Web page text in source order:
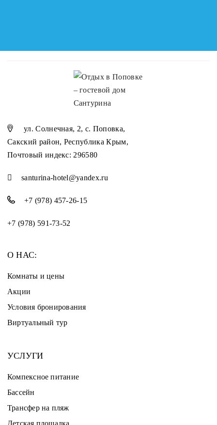
ул. Солнечная, 2, с. Поповка,
Сакский район, Республика Крым,
Почтовый индекс: 296580
santurina-hotel@yandex.ru
+7 (978) 457-26-15
+7 (978) 591-73-52
О НАС:
Комнаты и цены
Акции
Условия бронирования
Виртуальный тур
УСЛУГИ
Компексное питание
Бассейн
Трансфер на пляж
Детская площадка